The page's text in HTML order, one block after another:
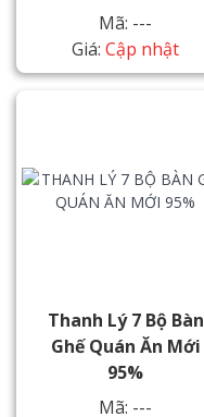
Mã: ---
Giá: Cập nhật
Thanh Lý 7 Bộ Bàn
Ghế Quán Ăn Mới
95%
Mã: ---